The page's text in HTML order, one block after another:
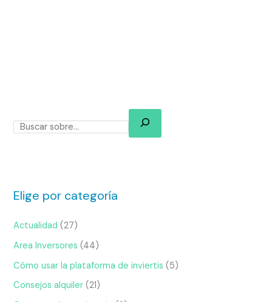
Elige por categoría
Actualidad (27)
Area Inversores (44)
Cómo usar la plataforma de inviertis (5)
Consejos alquiler (21)